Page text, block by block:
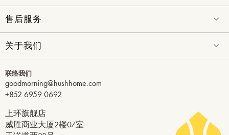
售后服务
关于我们
联络我们
goodmorning@hushhome.com
+852 6959 0692
上环旗舰店
威胜商业大厦2楼07室